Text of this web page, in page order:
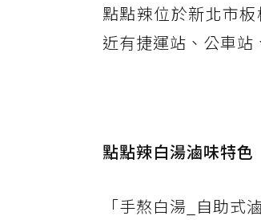
點點辣位於新北市
近有捷運站、公車站
點點辣白湯滷味特色
「手熬白湯_自助式